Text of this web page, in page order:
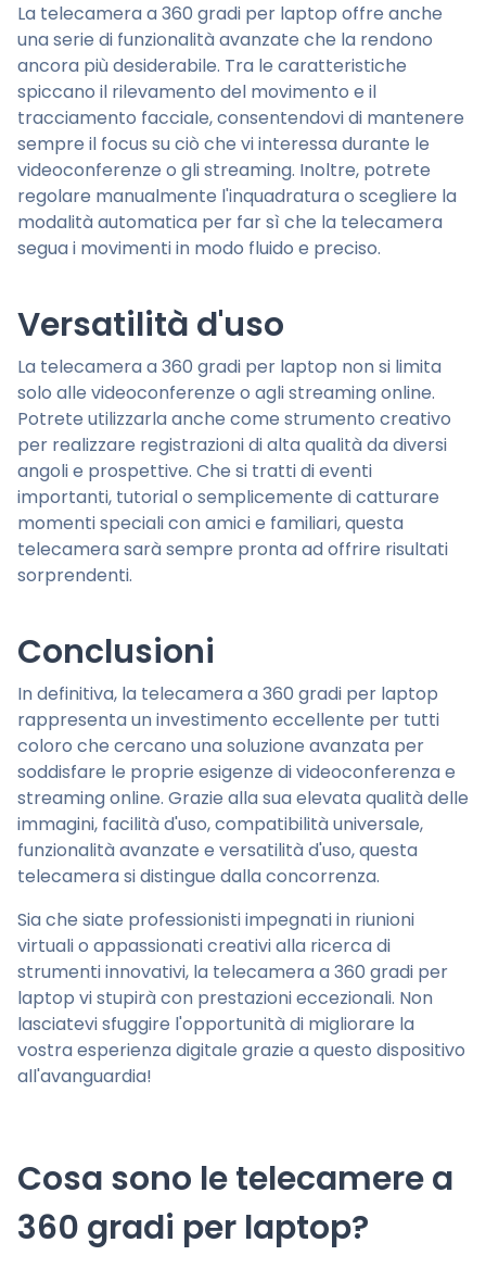
La telecamera a 360 gradi per laptop offre anche
una serie di funzionalità avanzate che la rendono
ancora più desiderabile. Tra le caratteristiche
spiccano il rilevamento del movimento e il
tracciamento facciale, consentendovi di mantenere
sempre il focus su ciò che vi interessa durante le
videoconferenze o gli streaming. Inoltre, potrete
regolare manualmente l'inquadratura o scegliere la
modalità automatica per far sì che la telecamera
segua i movimenti in modo fluido e preciso.
Versatilità d'uso
La telecamera a 360 gradi per laptop non si limita
solo alle videoconferenze o agli streaming online.
Potrete utilizzarla anche come strumento creativo
per realizzare registrazioni di alta qualità da diversi
angoli e prospettive. Che si tratti di eventi
importanti, tutorial o semplicemente di catturare
momenti speciali con amici e familiari, questa
telecamera sarà sempre pronta ad offrire risultati
sorprendenti.
Conclusioni
In definitiva, la telecamera a 360 gradi per laptop
rappresenta un investimento eccellente per tutti
coloro che cercano una soluzione avanzata per
soddisfare le proprie esigenze di videoconferenza e
streaming online. Grazie alla sua elevata qualità delle
immagini, facilità d'uso, compatibilità universale,
funzionalità avanzate e versatilità d'uso, questa
telecamera si distingue dalla concorrenza.
Sia che siate professionisti impegnati in riunioni
virtuali o appassionati creativi alla ricerca di
strumenti innovativi, la telecamera a 360 gradi per
laptop vi stupirà con prestazioni eccezionali. Non
lasciatevi sfuggire l'opportunità di migliorare la
vostra esperienza digitale grazie a questo dispositivo
all'avanguardia!
Cosa sono le telecamere a
360 gradi per laptop?